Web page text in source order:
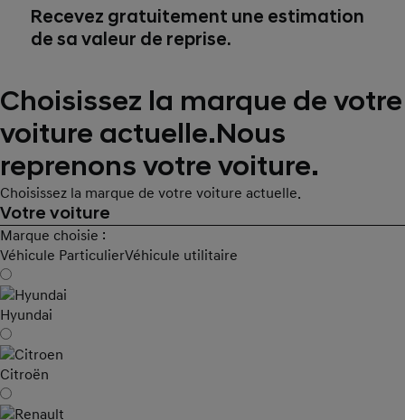
Recevez gratuitement une estimation
de sa valeur de reprise.
Choisissez la marque de votre
voiture actuelle.Nous
reprenons votre voiture.
Choisissez la marque de votre voiture actuelle.
Votre voiture
Marque choisie :
Véhicule ParticulierVéhicule utilitaire
Hyundai
Citroën